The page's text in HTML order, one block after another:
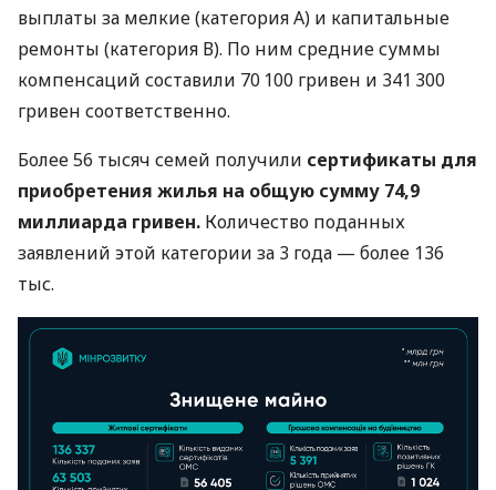
выплаты за мелкие (категория А) и капитальные
ремонты (категория В). По ним средние суммы
компенсаций составили 70 100 гривен и 341 300
гривен соответственно.
Более 56 тысяч семей получили сертификаты для
приобретения жилья на общую сумму 74,9
миллиарда гривен. Количество поданных
заявлений этой категории за 3 года — более 136
тыс.